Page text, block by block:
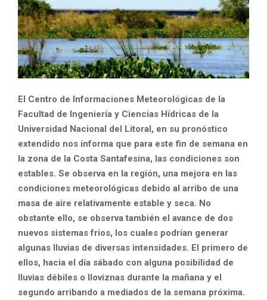
El Centro de Informaciones Meteorológicas de la
Facultad de Ingeniería y Ciencias Hídricas de la
Universidad Nacional del Litoral, en su pronóstico
extendido nos informa que para este fin de semana en
la zona de la Costa Santafesina, las condiciones son
estables. Se observa en la región, una mejora en las
condiciones meteorológicas debido al arribo de una
masa de aire relativamente estable y seca. No
obstante ello, se observa también el avance de dos
nuevos sistemas fríos, los cuales podrían generar
algunas lluvias de diversas intensidades. El primero de
ellos, hacia el día sábado con alguna posibilidad de
lluvias débiles o lloviznas durante la mañana y el
segundo arribando a mediados de la semana próxima.